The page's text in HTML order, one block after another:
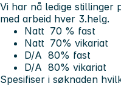
Vi har nå ledige stillinger
med arbeid hver 3.helg.
Natt 70 % fast
Natt 70% vikariat
D/A 80% fast
D/A 80% vikariat
Spesifiser i søknaden